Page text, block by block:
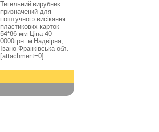
Тигельний вирубник
призначений для
поштучного висікання
пластикових карток
54*86 мм Ціна 40
0000грн. м.Надвірна,
Івано-Франківська обл.
[attachment=0]